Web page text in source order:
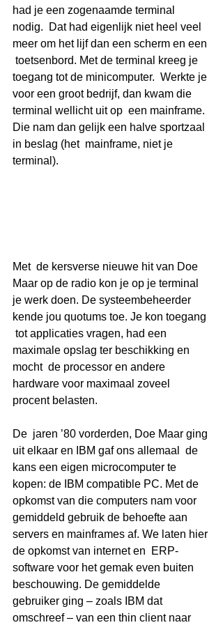
had je een zogenaamde terminal
nodig.  Dat had eigenlijk niet heel veel
meer om het lijf dan een scherm en een
toetsenbord. Met de terminal kreeg je
toegang tot de minicomputer.  Werkte je
voor een groot bedrijf, dan kwam die
terminal wellicht uit op  een mainframe.
Die nam dan gelijk een halve sportzaal
in beslag (het  mainframe, niet je
terminal).
Met  de kersverse nieuwe hit van Doe
Maar op de radio kon je op je terminal
je werk doen. De systeembeheerder
kende jou quotums toe. Je kon toegang
tot applicaties vragen, had een
maximale opslag ter beschikking en
mocht  de processor en andere
hardware voor maximaal zoveel
procent belasten.
De  jaren ’80 vorderden, Doe Maar ging
uit elkaar en IBM gaf ons allemaal  de
kans een eigen microcomputer te
kopen: de IBM compatible PC. Met de
opkomst van die computers nam voor
gemiddeld gebruik de behoefte aan
servers en mainframes af. We laten hier
de opkomst van internet en  ERP-
software voor het gemak even buiten
beschouwing. De gemiddelde
gebruiker ging – zoals IBM dat
omschreef – van een thin client naar